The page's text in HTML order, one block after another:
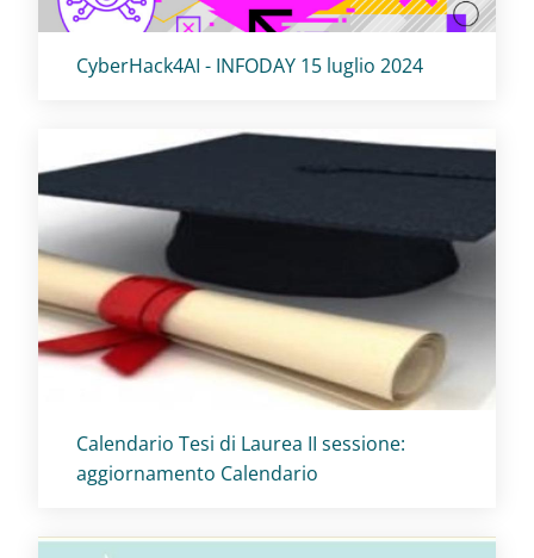
Titolo card:
CyberHack4AI - INFODAY 15 luglio 2024
Titolo card :
Calendario Tesi di Laurea II sessione:
aggiornamento Calendario